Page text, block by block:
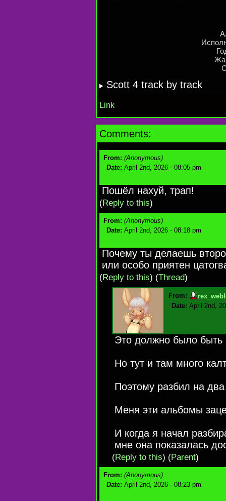
Scott 4 track by track
Link
Comments:
From: (Anonymous)
Date: April 2nd, 2026 - 08:05 pm
Пошёл нахуй, трап!
(Reply to this)
From: (Anonymous)
Date: April 2nd, 2026 - 08:18 pm
Почему ты делаешь
или особо приятен
(Reply to this) (Thread)
From:
Date: April 2nd,
Это должно было
Но тут и там много
Поэтому разбил на два
Меня эти альбомы
И когда я начал
мне она показалась
(Reply to this) (Parent)
From: (Anonymous)
Date: April 2nd, 2026 - 08:23 pm